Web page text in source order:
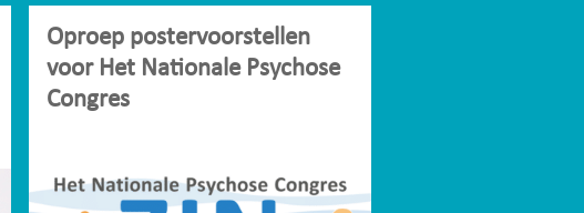
Oproep postervoorstellen
voor Het Nationale Psychose
Congres